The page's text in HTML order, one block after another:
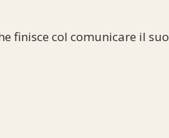
finisce col comunicare il suo